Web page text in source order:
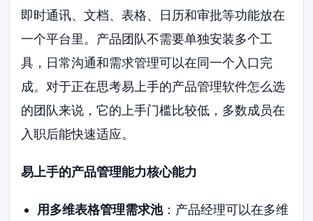
即时通讯、文档、表格、日历和审批等功能放在
一个平台里。产品团队不需要单独安装多个工
具，日常沟通和需求管理可以在同一个入口完
成。对于正在思考易上手的产品管理软件怎么选
的团队来说，它的上手门槛比较低，多数成员在
入职后能快速适应。
易上手的产品管理能力核心能力
用多维表格管理需求池：产品经理可以在多维